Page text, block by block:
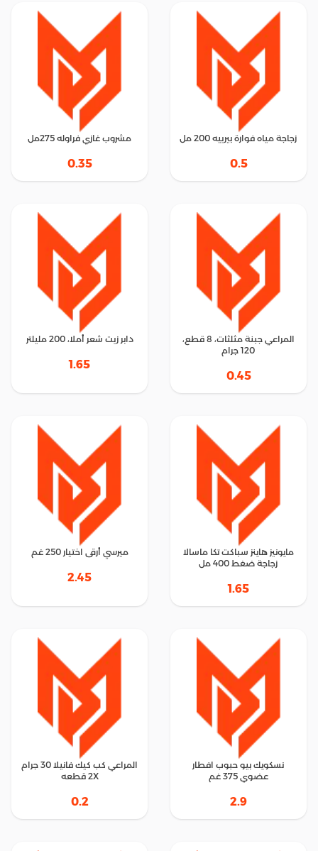
زجاجة مياه فوارة بيرييه 200 مل
0.5
مشروب غازي فراوله 275مل
0.35
المراعي جبنة مثلثات، 8 قطع،
120 جرام
0.45
دابر زيت شعر أملا، 200 مليلتر
1.65
مايونيز هاينز سباكت تكا ماسالا
زجاجة ضغط 400 مل
1.65
ميرسي أرقى اختيار 250 غم
2.45
نسكويك بيو حبوب افطار
عضوي 375 غم
2.9
المراعي كب كيك فانيلا 30 جرام
2X قطعه
0.2